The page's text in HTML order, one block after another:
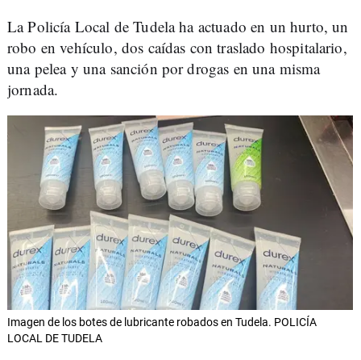
La Policía Local de Tudela ha actuado en un hurto, un
robo en vehículo, dos caídas con traslado hospitalario,
una pelea y una sanción por drogas en una misma
jornada.
Imagen de los botes de lubricante robados en Tudela. POLICÍA
LOCAL DE TUDELA